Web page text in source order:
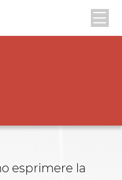
esprimere la